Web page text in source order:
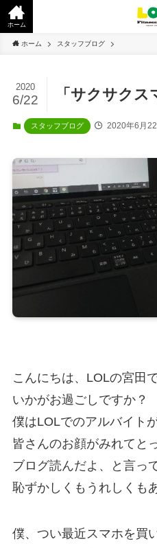
ホーム
ホーム スタッフブログ
「サクサクス
2020
6/22
スタッフブログ 2020年6月22
こんにちは、LOLの宮田
いかがお過ごしですか？
僕はLOLでのアルバイト
皆さんのお顔がみれてと
ブログ読んだよ、と言っ
恥ずかしくもうれしくも
僕、つい最近スマホを買